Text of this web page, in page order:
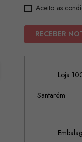
Aceito as
RECEBER
Loja
Santarém